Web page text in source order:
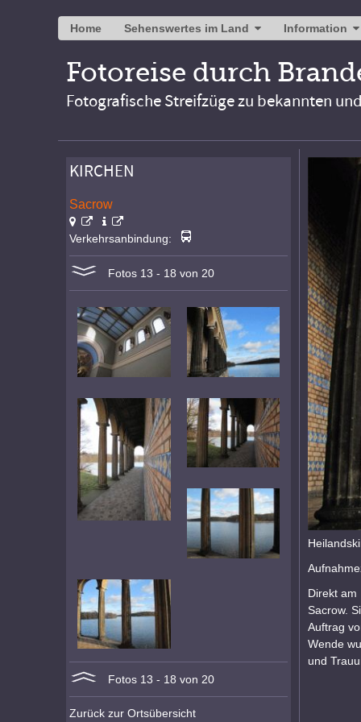
Home Sehenswertes im Land Information
Fotoreise durch
Fotografische Streifzüge zu bekannten
Direkt am
Sacrow.
Auftrag
Wende
und
KIRCHEN
Sacrow
Verkehrsanbindung:
Fotos 13 - 18 von 20
Fotos 13 - 18 von 20
Zurück zur Ortsübersicht